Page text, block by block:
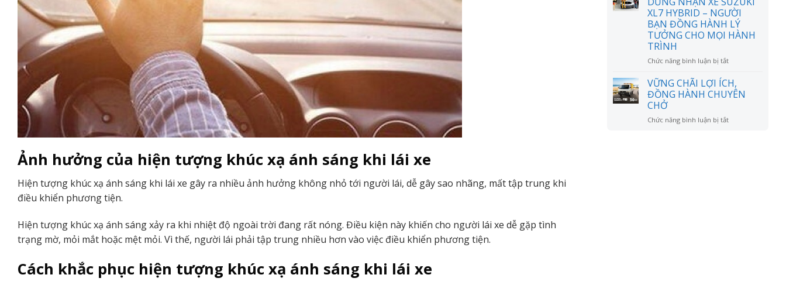
Ảnh hưởng của hiện tượng khúc xạ ánh sáng khi lái xe
Hiện tượng khúc xạ ánh sáng khi lái xe gây ra nhiều ảnh hưởng không nhỏ tới người lái, dễ gây sao nhãng, mất tập trung khi
điều khiển phương tiện.
Hiện tượng khúc xạ ánh sáng xảy ra khi nhiệt độ ngoài trời đang rất nóng. Điều kiện này khiến cho người lái xe dễ gặp tình
trạng mờ, mỏi mắt hoặc mệt mỏi. Vì thế, người lái phải tập trung nhiều hơn vào việc điều khiển phương tiện.
Cách khắc phục hiện tượng khúc xạ ánh sáng khi lái xe
như
lời
đồn?
LỐI,
HÀNH
TRÌNH
RỘNG
XL7 HYBRID – NGƯỜI
BẠN ĐỒNG HÀNH LÝ
TƯỞNG CHO MỌI HÀNH
TRÌNH
Chức năng bình luận bị tắtở
MỪNG
ANH
LÊ
DŨNG
VỮNG CHÃI LỢI ÍCH,
ĐỒNG HÀNH CHUYÊN
CHỞ
Chức năng bình luận bị tắtở